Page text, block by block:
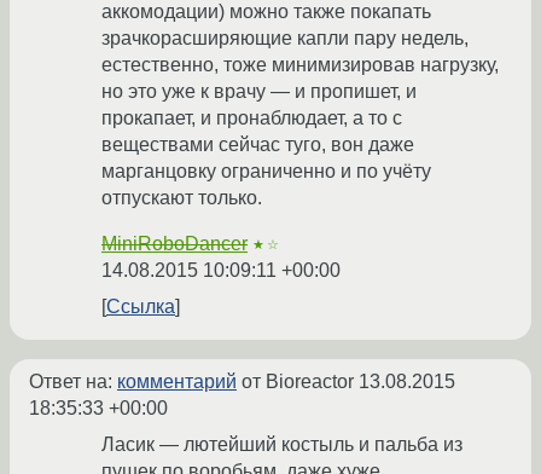
аккомодации) можно также покапать
зрачкорасширяющие капли пару недель,
естественно, тоже минимизировав нагрузку,
но это уже к врачу — и пропишет, и
прокапает, и пронаблюдает, а то с
веществами сейчас туго, вон даже
марганцовку ограниченно и по учёту
отпускают только.
MiniRoboDancer ★☆
14.08.2015 10:09:11 +00:00
Ссылка
Ответ на: комментарий от Bioreactor 13.08.2015
18:35:33 +00:00
Ласик — лютейший костыль и пальба из